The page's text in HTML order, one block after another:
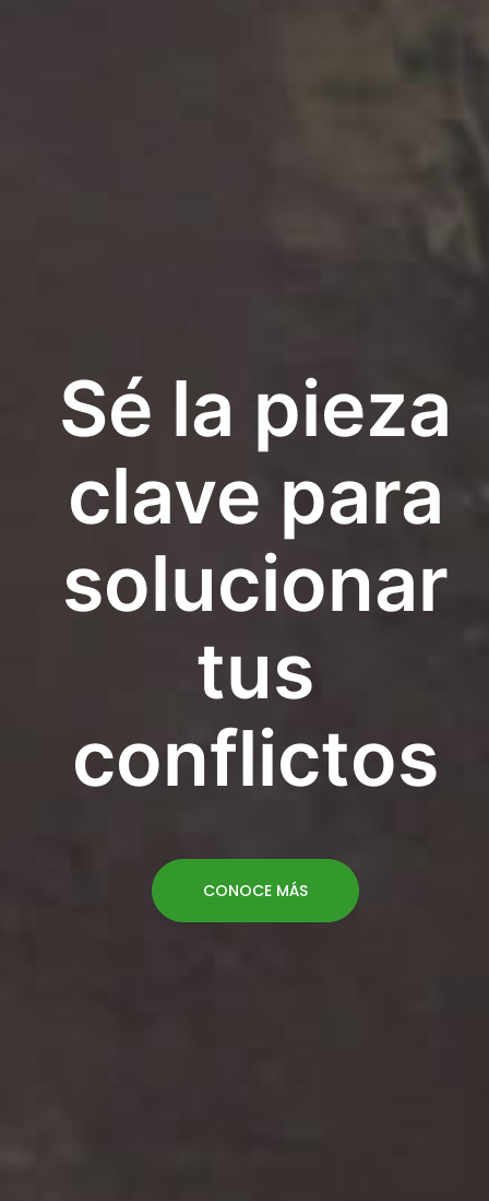
Sé la pieza
clave para
solucionar
tus
conflictos
CONOCE MÁS